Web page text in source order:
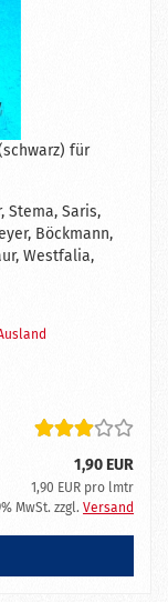
für
Stema, Saris,
Böckmann,
Westfalia,
1,90 EUR
1,90 EUR pro lmtr
MwSt. zzgl. Versand